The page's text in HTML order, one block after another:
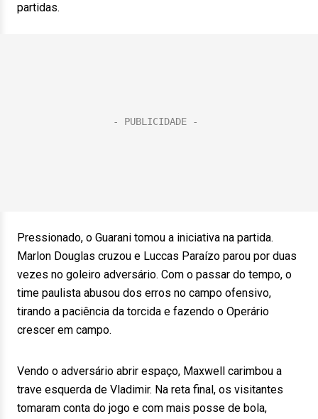
partidas.
Pressionado, o Guarani tomou a iniciativa na partida.
Marlon Douglas cruzou e Luccas Paraízo parou por duas
vezes no goleiro adversário. Com o passar do tempo, o
time paulista abusou dos erros no campo ofensivo,
tirando a paciência da torcida e fazendo o Operário
crescer em campo.
Vendo o adversário abrir espaço, Maxwell carimbou a
trave esquerda de Vladimir. Na reta final, os visitantes
tomaram conta do jogo e com mais posse de bola,